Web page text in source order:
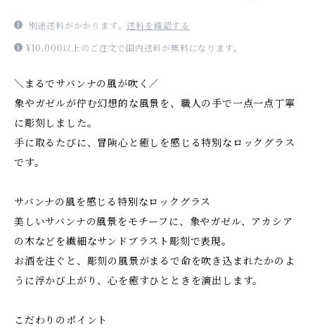
別途送料がかかります。送料を確認する
¥10,000以上のご注文で国内送料が無料になります。
＼まるでサバンナの風が吹く／
象やガゼルが佇む幻想的な風景を、職人の手で一点一点丁寧
に彫刻しました。
手に取るたびに、冒険心と癒しを感じる特別なロックグラス
です。
サバンナの風を感じる特別なロックグラス
美しいサバンナの風景をモチーフに、象やガゼル、アカシア
の木などを繊細なサンドブラスト彫刻で表現。
お酒を注ぐと、彫刻の風景がまるで命を吹き込まれたかのよ
うに浮かび上がり、心を癒すひとときを演出します。
こだわりのポイント